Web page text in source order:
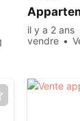
il y a 2 ans
vendre